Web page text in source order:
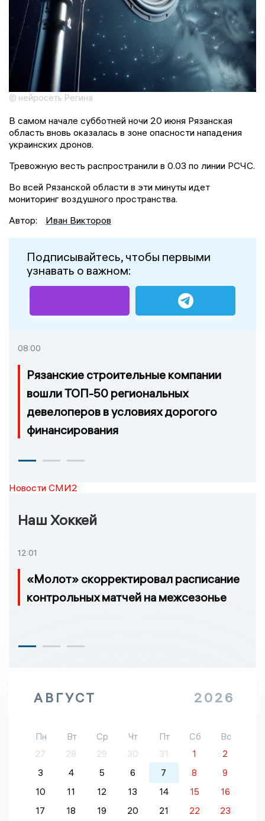
© нейросеть Регина
В самом начале субботней ночи 20 июня Рязанская
область вновь оказалась в зоне опасности нападения
украинских дронов.
Тревожную весть распространили в 0.03 по линии РСЧС.
Во всей Рязанской области в эти минуты идет
мониторинг воздушного пространства.
Автор:
Иван Викторов
Подписывайтесь, чтобы первыми
узнавать о важном:
08:00
Рязанские строительные компании
вошли ТОП-50 региональных
девелоперов в условиях дорогого
финансирования
Новости СМИ2
Наш Хоккей
12:01
«Молот» скорректировал расписание
контрольных матчей на межсезонье
АВГУСТ 2026
Пн Вт Ср Чт Пт Сб
Вс
27
28 29 30 31 1
2
3
4 5 6 7 8
9
10
11 12 13 14 15
16
17
18 19 20 21 22
23